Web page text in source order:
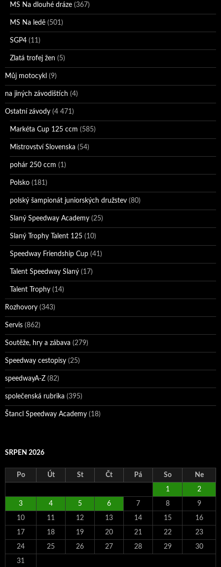
MS Na dlouhé dráze (367)
MS Na ledě (501)
SGP4 (11)
Zlatá trofej žen (5)
Můj motocykl (9)
na jiných závodištích (4)
Ostatní závody (4 471)
Markéta Cup 125 ccm (585)
Mistrovství Slovenska (54)
pohár 250 ccm (1)
Polsko (181)
polský šampionát juniorských družstev (80)
Slaný Speedway Academy (25)
Slaný Trophy Talent 125 (10)
Speedway Friendship Cup (41)
Talent Speedway Slaný (17)
Talent Trophy (14)
Rozhovory (343)
Servis (862)
Soutěže, hry a zábava (279)
Speedway cestopisy (25)
speedwayA-Z (82)
společenská rubrika (395)
Štancl Speedway Academy (18)
SRPEN 2026
Po Út St Čt Pá So Ne
1 2
3 4 5 6 7 8 9
10 11 12 13 14 15 16
17 18 19 20 21 22 23
24 25 26 27 28 29 30
31